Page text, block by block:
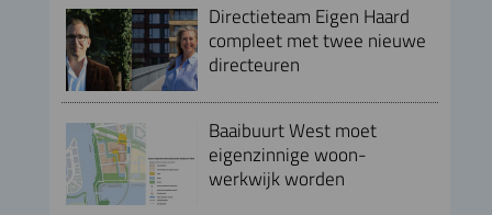
Directieteam Eigen Haard
compleet met twee nieuwe
directeuren
Baaibuurt West moet
eigenzinnige woon-
werkwijk worden